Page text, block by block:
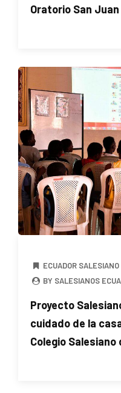
Oratorio San
ECUADOR SALESIANO
BY SALESIANOS
Proyecto
cuidado de la
Colegio Salesiano